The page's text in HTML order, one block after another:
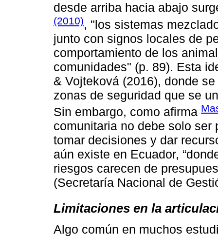
desde arriba hacia abajo
(2010), "los͏ sistemas
junto con signos locales de
comportamiento de los
comunidades" (p. 89). Esta
& Vojteková (2͏016), donde
zonas͏ de seguridad que se
Sin embargo, ͏como afirma ͏
comunitaria no debe solo
tomar decisiones ͏y͏ ͏dar
aún͏ existe en Ecuador,
riesgos carecen de
(Secretaría Nacional ͏de
Limitaciones en la
Algo común en muchos